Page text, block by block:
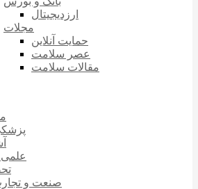
ارزدیجیتال
مجلات
حمایت آنلاین
عصر سلامت
مقالات سلامت
علمی
صنعت و